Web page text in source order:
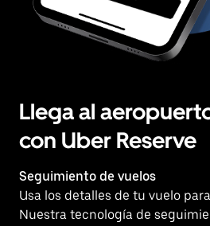
Llega al
con Uber Reserve
Seguimiento de vuelos
Usa los detalles de tu vuelo
Nuestra tecnología de